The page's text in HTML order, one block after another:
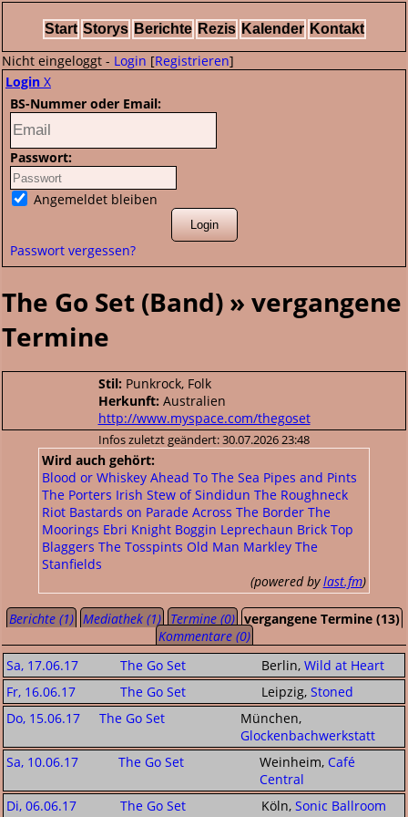
Start Storys Berichte Rezis Kalender Kontakt
Nicht eingeloggt - Login [Registrieren]
Login X
BS-Nummer oder Email:
Passwort:
Angemeldet bleiben
Passwort vergessen?
The Go Set (Band) » vergangene
Termine
Stil: Punkrock, Folk
Herkunft: Australien
http://www.myspace.com/thegoset
Infos zuletzt geändert: 30.07.2026 23:48
Wird auch gehört:
Blood or Whiskey Ahead To The Sea Pipes and Pints
The Porters Irish Stew of Sindidun The Roughneck
Riot Bastards on Parade Across The Border The
Moorings Ebri Knight Boggin Leprechaun Brick Top
Blaggers The Tosspints Old Man Markley The
Stanfields
(powered bylast.fm)
Berichte (1) Mediathek (1) Termine (0) vergangene Termine (13)
Kommentare (0)
Sa, 17.06.17
The Go Set Berlin, Wild at Heart
Fr, 16.06.17
The Go Set Leipzig, Stoned
Do, 15.06.17
The Go Set
München,
Glockenbachwerkstatt
Sa, 10.06.17
The Go Set Weinheim, Café
Central
Di, 06.06.17
The Go Set Köln, Sonic Ballroom